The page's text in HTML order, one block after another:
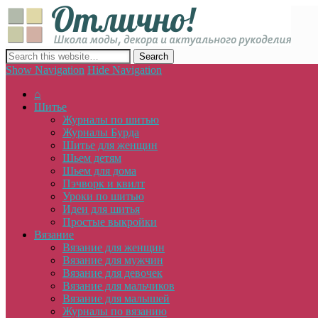
сайт о декоре, дизайне и моде, вязании, шитье и других видах
Show Navigation Hide Navigation
⌂
Шитье
Журналы по шитью
Журналы Бурда
Шитье для женщин
Шьем детям
Шьем для дома
Пэчворк и квилт
Уроки по шитью
Идеи для шитья
Простые выкройки
Вязание
Вязание для женщин
Вязание для мужчин
Вязание для девочек
Вязание для мальчиков
Вязание для малышей
Журналы по вязанию